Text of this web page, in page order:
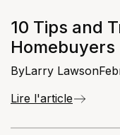
10 Tips and
Homebuyers
ByLarry Lawson
Lire l'article